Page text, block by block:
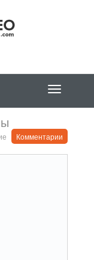
Комментарии